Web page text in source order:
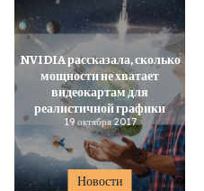
Новости
NVIDIA рассказала, сколько
мощности не хватает
видеокартам для
реалистичной графики
19 октября 2017